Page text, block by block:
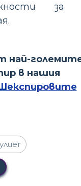
за
най-
в нашия